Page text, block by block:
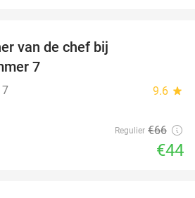
van de chef bij
7
7 9.6 star
Regulier €66
€44